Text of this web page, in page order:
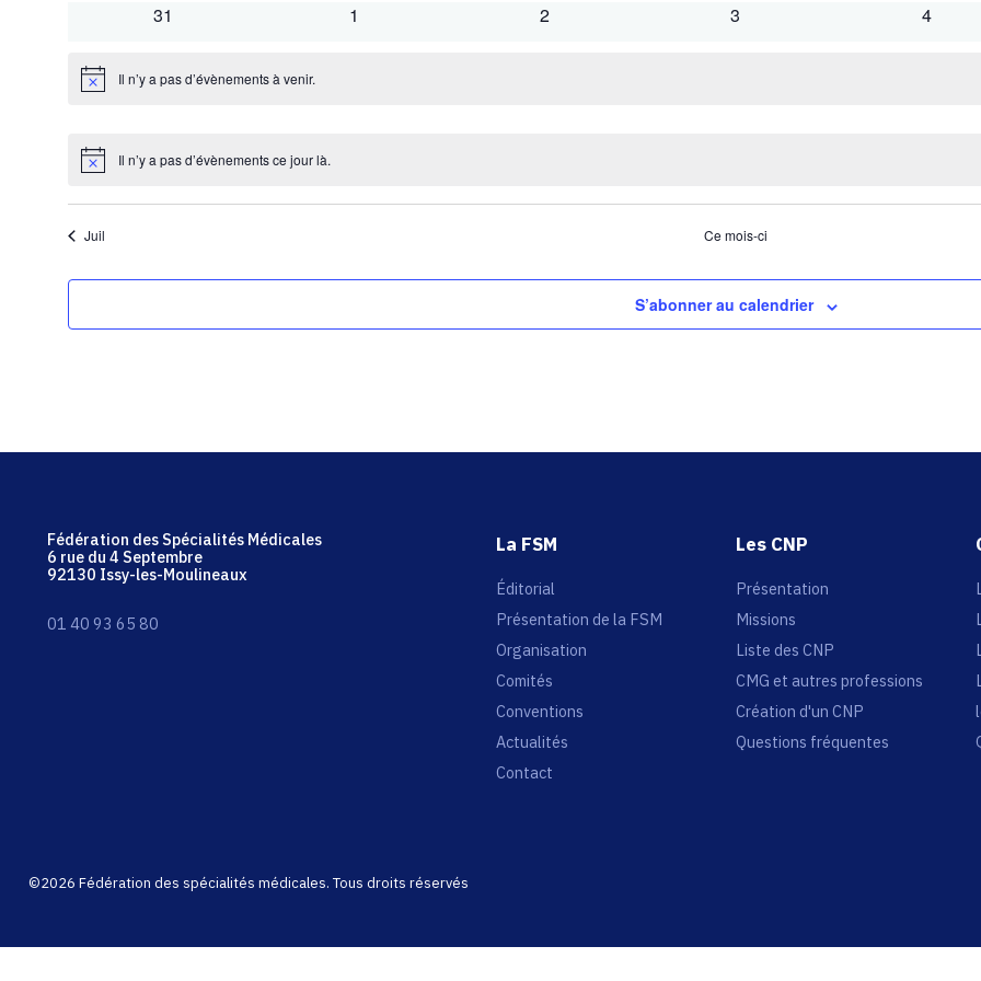
0
31
0
1
0
2
0
3
0
4
Notice Il n’y a pas d’évènements à venir.
Notice Il n’y a pas d’évènements ce jour là.
Juil Ce mois-ci
S’abonner au calendrier
Fédération des Spécialités Médicales
6 rue du 4 Septembre
92130 Issy-les-Moulineaux
01 40 93 65 80
La FSM
Éditorial
Présentation de la FSM
Organisation
Comités
Conventions
Actualités
Contact
Les CNP
Présentation
Missions
Liste des CNP
CMG et autres professions
Création d'un CNP
Questions fréquentes
©2026 Fédération des spécialités médicales. Tous droits réservés